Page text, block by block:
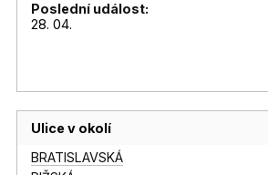
Poslední událost:
28. 04.
Ulice v okolí
BRATISLAVSKÁ